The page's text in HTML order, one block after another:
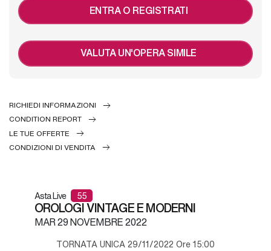
ENTRA O REGISTRATI
VALUTA UN'OPERA SIMILE
RICHIEDI INFORMAZIONI
CONDITION REPORT
LE TUE OFFERTE
CONDIZIONI DI VENDITA
Asta Live 55
OROLOGI VINTAGE E MODERNI
MAR29 NOVEMBRE 2022
TORNATA UNICA 29/11/2022 Ore 15:00